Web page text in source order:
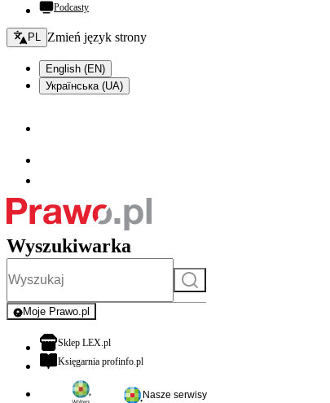
Podcasty
Zmień język - bieżący:
PL Zmień język strony
English (EN)
Українська (UA)
Wyszukiwarka
Szukaj
Moje Prawo.pl
- rejestracja i logowanie do serwisu
Sklep LEX.plotwiera się w nowej karcie
Księgarnia profinfo.plotwiera się w nowej karcie
Nasze serwisy